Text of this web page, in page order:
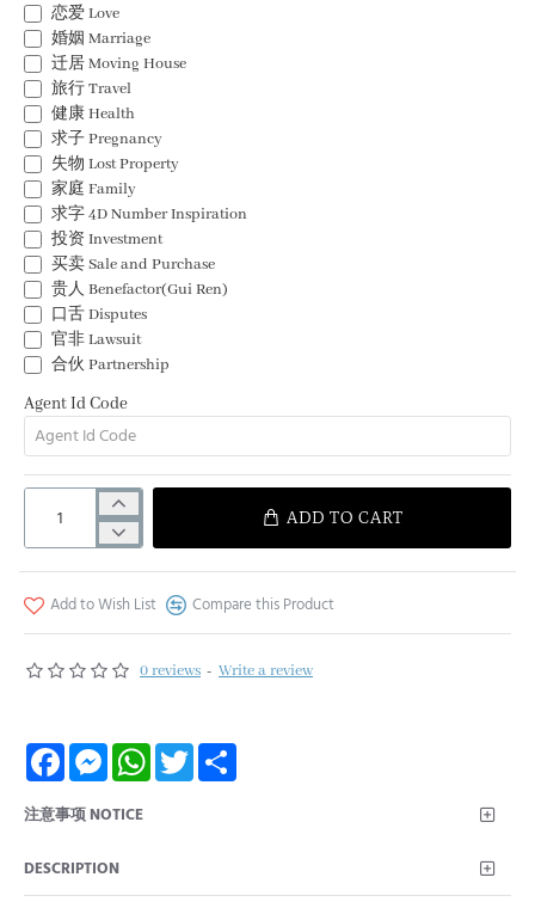
0 reviews - Write a review
恋爱 Love
婚姻 Marriage
迁居 Moving House
旅行 Travel
健康 Health
求子 Pregnancy
失物 Lost Property
家庭 Family
求字 4D Number Inspiration
投资 Investment
买卖 Sale and Purchase
贵人 Benefactor(Gui Ren)
口舌 Disputes
官非 Lawsuit
合伙 Partnership
Agent Id Code
ADD TO CART
Add to Wish List Compare this Product
注意事项 NOTICE
F
a
e
o
M
e
s
g
W
h
T
w
DESCRIPTION